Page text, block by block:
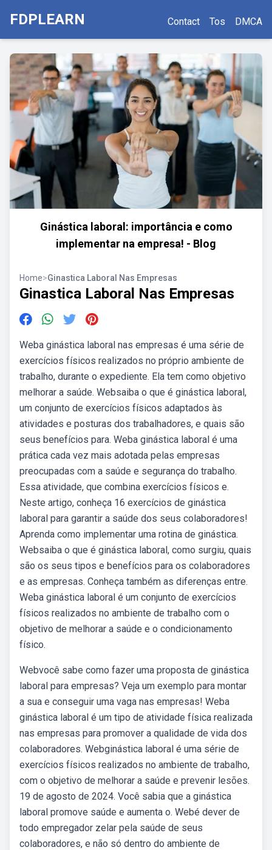
FDPLEARN Contact Tos DMCA
Ginástica laboral: importância e como
implementar na empresa! - Blog
Home>Ginastica Laboral Nas Empresas
Ginastica Laboral Nas Empresas
Weba ginástica laboral nas empresas é uma série de
exercícios físicos realizados no próprio ambiente de
trabalho, durante o expediente. Ela tem como objetivo
melhorar a saúde. Websaiba o que é ginástica laboral,
um conjunto de exercícios físicos adaptados às
atividades e posturas dos trabalhadores, e quais são
seus benefícios para. Weba ginástica laboral é uma
prática cada vez mais adotada pelas empresas
preocupadas com a saúde e segurança do trabalho.
Essa atividade, que combina exercícios físicos e.
Neste artigo, conheça 16 exercícios de ginástica
laboral para garantir a saúde dos seus colaboradores!
Aprenda como implementar uma rotina de ginástica.
Websaiba o que é ginástica laboral, como surgiu, quais
são os seus tipos e benefícios para os colaboradores
e as empresas. Conheça também as diferenças entre.
Weba ginástica laboral é um conjunto de exercícios
físicos realizados no ambiente de trabalho com o
objetivo de melhorar a saúde e o condicionamento
físico.
Webvocê sabe como fazer uma proposta de ginástica
laboral para empresas? Veja um exemplo para montar
a sua e conseguir uma vaga nas empresas! Weba
ginástica laboral é um tipo de atividade física realizada
nas empresas para promover a qualidade de vida dos
colaboradores. Webginástica laboral é uma série de
exercícios físicos realizados no ambiente de trabalho,
com o objetivo de melhorar a saúde e prevenir lesões.
19 de agosto de 2024. Você sabia que a ginástica
laboral promove saúde e aumenta o. Webé dever de
todo empregador zelar pela saúde de seus
colaboradores, e não só dentro do ambiente de